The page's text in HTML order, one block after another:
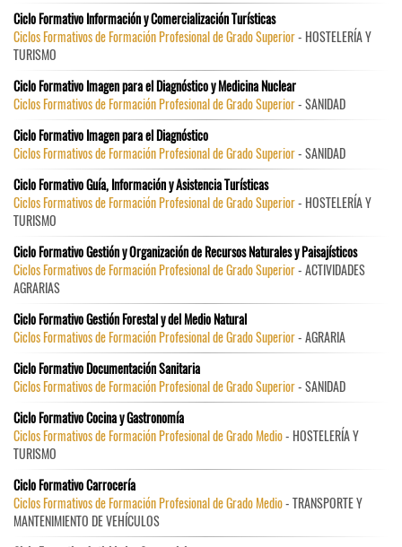
Ciclo Formativo Información y Comercialización Turísticas
Ciclos Formativos de Formación Profesional de Grado Superior- HOSTELERÍA Y
TURISMO
Ciclo Formativo Imagen para el Diagnóstico y Medicina Nuclear
Ciclos Formativos de Formación Profesional de Grado Superior- SANIDAD
Ciclo Formativo Imagen para el Diagnóstico
Ciclos Formativos de Formación Profesional de Grado Superior- SANIDAD
Ciclo Formativo Guía, Información y Asistencia Turísticas
Ciclos Formativos de Formación Profesional de Grado Superior- HOSTELERÍA Y
TURISMO
Ciclo Formativo Gestión y Organización de Recursos Naturales y Paisajísticos
Ciclos Formativos de Formación Profesional de Grado Superior- ACTIVIDADES
AGRARIAS
Ciclo Formativo Gestión Forestal y del Medio Natural
Ciclos Formativos de Formación Profesional de Grado Superior- AGRARIA
Ciclo Formativo Documentación Sanitaria
Ciclos Formativos de Formación Profesional de Grado Superior- SANIDAD
Ciclo Formativo Cocina y Gastronomía
Ciclos Formativos de Formación Profesional de Grado Medio- HOSTELERÍA Y
TURISMO
Ciclo Formativo Carrocería
Ciclos Formativos de Formación Profesional de Grado Medio- TRANSPORTE Y
MANTENIMIENTO DE VEHÍCULOS